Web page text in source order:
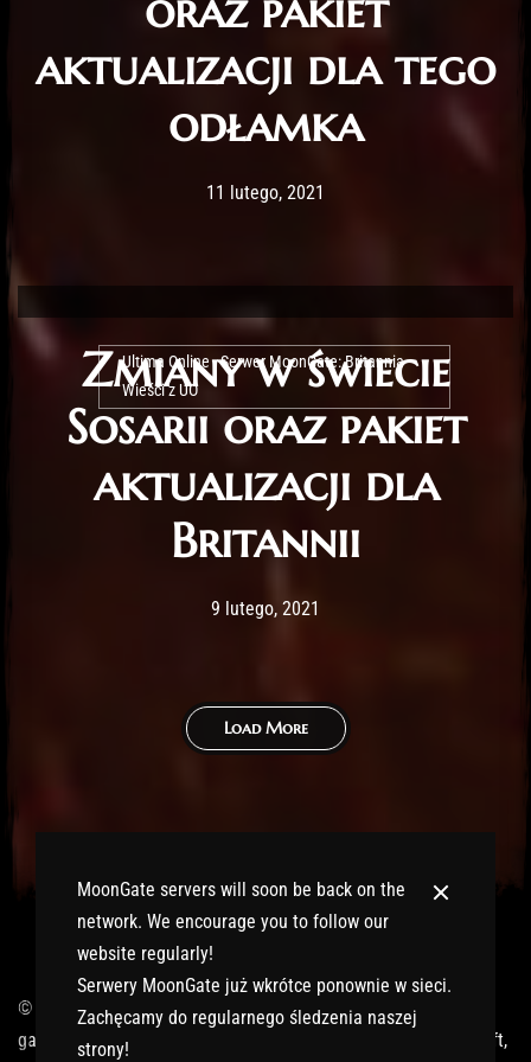
aktualizacji dla tego
odłamka
Post has published by
11 lutego, 2021
Ultima Online - Serwer MoonGate: Britannia -
Wieści z UO
Zmiany w świecie
Sosarii oraz pakiet
aktualizacji dla
Britannii
Post has published by
9 lutego, 2021
Load More
© 2017-2026 MMOGspot. The logos and names of individual
games (Ultima Online, Valheim, Conan Exiles, World of Warcraft,
MoonGate servers will soon be back on the
network. We encourage you to follow our
website regularly!
Serwery MoonGate już wkrótce ponownie w sieci.
Zachęcamy do regularnego śledzenia naszej
strony!